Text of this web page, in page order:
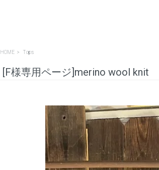
HOME > Tops
[F様専用ページ]merino wool knit